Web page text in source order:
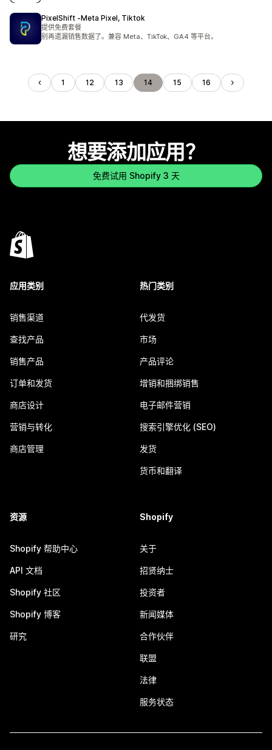
PixelShift ‑Meta Pixel, Tiktok
提供免费套餐
别再遗漏销售数据了。兼容 Meta、TikTok、GA4 等平台。
1 12 13 14 15 16
想要添加应用？
免费试用 Shopify 3 天
应用类别
销售渠道
查找产品
销售产品
订单和发货
商店设计
营销与转化
商店管理
热门类别
代发货
市场
产品评论
增销和捆绑销售
电子邮件营销
搜索引擎优化 (SEO)
发货
货币和翻译
资源
Shopify 帮助中心
API 文档
Shopify 社区
Shopify 博客
研究
Shopify
关于
招贤纳士
投资者
新闻媒体
合作伙伴
联盟
法律
服务状态